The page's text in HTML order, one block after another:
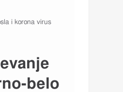
i korona virus
belo